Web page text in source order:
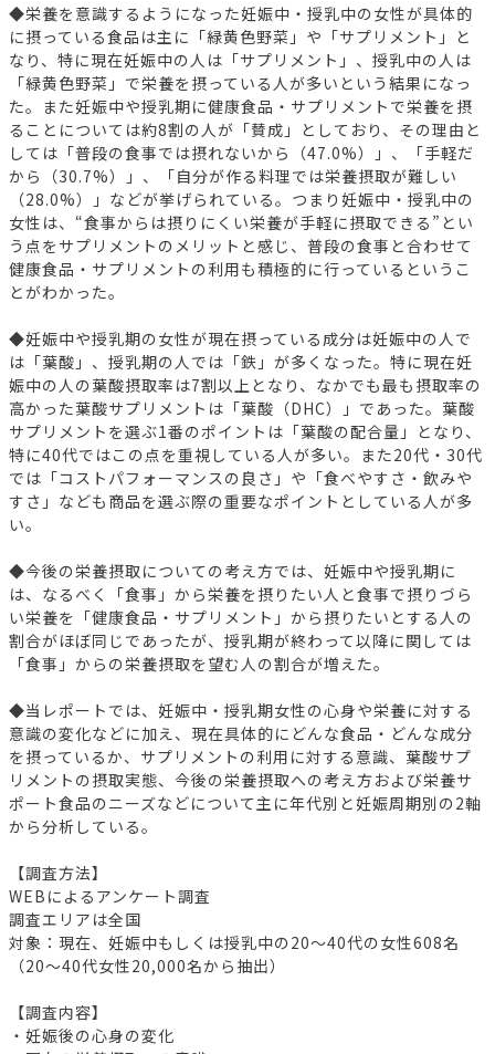
◆栄養を意識するようになった妊娠中・授乳中の女性が具体的
に摂っている食品は主に「緑黄色野菜」や「サプリメント」と
なり、特に現在妊娠中の人は「サプリメント」、授乳中の人は
「緑黄色野菜」で栄養を摂っている人が多いという結果になっ
た。また妊娠中や授乳期に健康食品・サプリメントで栄養を摂
ることについては約8割の人が「賛成」としており、その理由と
しては「普段の食事では摂れないから（47.0%）」、「手軽だ
から（30.7%）」、「自分が作る料理では栄養摂取が難しい
（28.0%）」などが挙げられている。つまり妊娠中・授乳中の
女性は、“食事からは摂りにくい栄養が手軽に摂取できる”とい
う点をサプリメントのメリットと感じ、普段の食事と合わせて
健康食品・サプリメントの利用も積極的に行っているというこ
とがわかった。
◆妊娠中や授乳期の女性が現在摂っている成分は妊娠中の人で
は「葉酸」、授乳期の人では「鉄」が多くなった。特に現在妊
娠中の人の葉酸摂取率は7割以上となり、なかでも最も摂取率の
高かった葉酸サプリメントは「葉酸（DHC）」であった。葉酸
サプリメントを選ぶ1番のポイントは「葉酸の配合量」となり、
特に40代ではこの点を重視している人が多い。また20代・30代
では「コストパフォーマンスの良さ」や「食べやすさ・飲みや
すさ」なども商品を選ぶ際の重要なポイントとしている人が多
い。
◆今後の栄養摂取についての考え方では、妊娠中や授乳期に
は、なるべく「食事」から栄養を摂りたい人と食事で摂りづら
い栄養を「健康食品・サプリメント」から摂りたいとする人の
割合がほぼ同じであったが、授乳期が終わって以降に関しては
「食事」からの栄養摂取を望む人の割合が増えた。
◆当レポートでは、妊娠中・授乳期女性の心身や栄養に対する
意識の変化などに加え、現在具体的にどんな食品・どんな成分
を摂っているか、サプリメントの利用に対する意識、葉酸サプ
リメントの摂取実態、今後の栄養摂取への考え方および栄養サ
ポート食品のニーズなどについて主に年代別と妊娠周期別の2軸
から分析している。
【調査方法】
WEBによるアンケート調査
調査エリアは全国
対象：現在、妊娠中もしくは授乳中の20～40代の女性608名
（20～40代女性20,000名から抽出）
【調査内容】
・妊娠後の心身の変化